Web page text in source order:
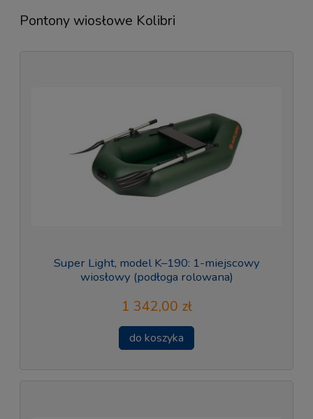
Pontony wiosłowe Kolibri
Super Light, model K–190: 1-miejscowy
wiosłowy (podłoga rolowana)
1 342,00 zł
do koszyka